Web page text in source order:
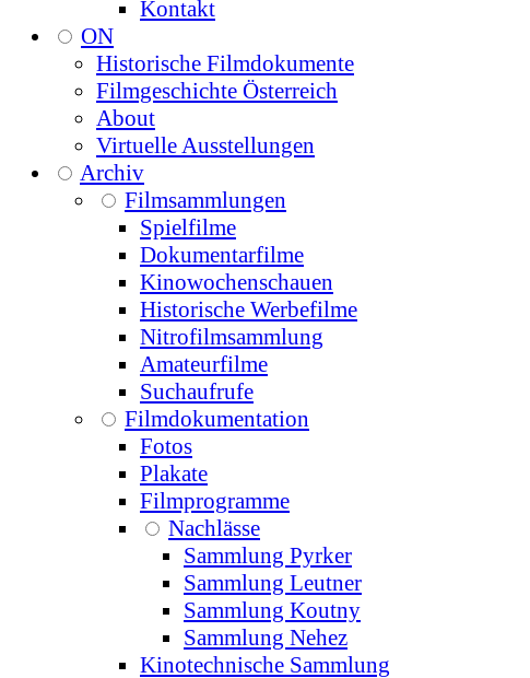
Kontakt
ON
Historische Filmdokumente
Filmgeschichte Österreich
About
Virtuelle Ausstellungen
Archiv
Filmsammlungen
Spielfilme
Dokumentarfilme
Kinowochenschauen
Historische Werbefilme
Nitrofilmsammlung
Amateurfilme
Suchaufrufe
Filmdokumentation
Fotos
Plakate
Filmprogramme
Nachlässe
Sammlung Pyrker
Sammlung Leutner
Sammlung Koutny
Sammlung Nehez
Kinotechnische Sammlung